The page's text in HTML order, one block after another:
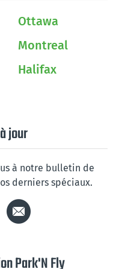
Ottawa
Montreal
Halifax
jour
à notre bulletin de
derniers spéciaux.
Park'N Fly